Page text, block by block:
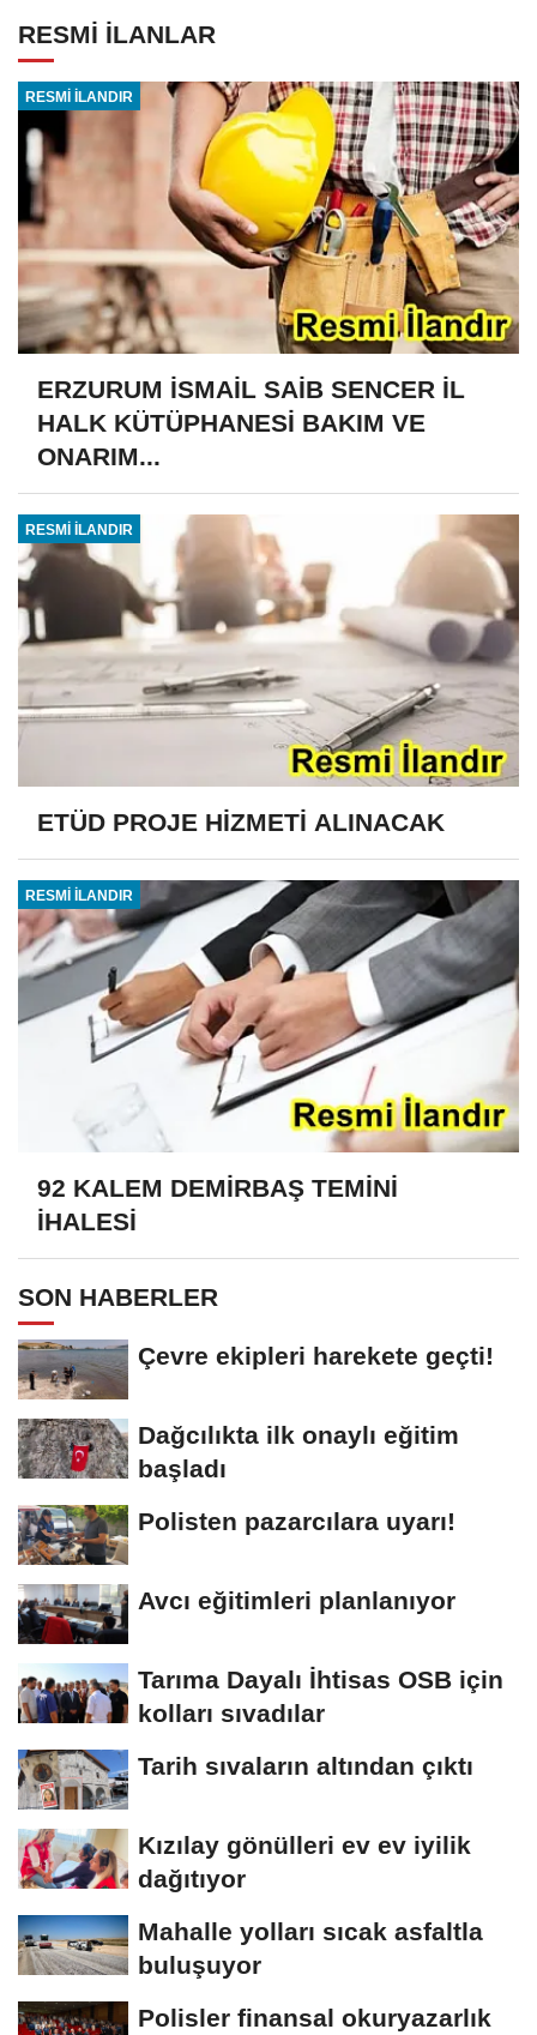
RESMİ İLANLAR
RESMİ İLANDIR
ERZURUM İSMAİL SAİB SENCER İL
HALK KÜTÜPHANESİ BAKIM VE
ONARIM...
RESMİ İLANDIR
ETÜD PROJE HİZMETİ ALINACAK
RESMİ İLANDIR
92 KALEM DEMİRBAŞ TEMİNİ
İHALESİ
SON HABERLER
Çevre ekipleri harekete geçti!
Dağcılıkta ilk onaylı eğitim
başladı
Polisten pazarcılara uyarı!
Avcı eğitimleri planlanıyor
Tarıma Dayalı İhtisas OSB için
kolları sıvadılar
Tarih sıvaların altından çıktı
Kızılay gönülleri ev ev iyilik
dağıtıyor
Mahalle yolları sıcak asfaltla
buluşuyor
Polisler finansal okuryazarlık